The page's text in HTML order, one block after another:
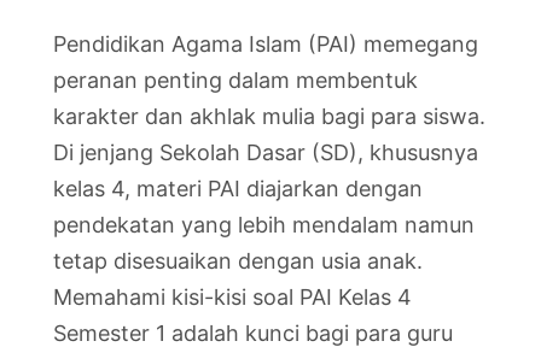
Pendidikan Agama Islam (PAI) memegang
peranan penting dalam membentuk
karakter dan akhlak mulia bagi para siswa.
Di jenjang Sekolah Dasar (SD), khususnya
kelas 4, materi PAI diajarkan dengan
pendekatan yang lebih mendalam namun
tetap disesuaikan dengan usia anak.
Memahami kisi-kisi soal PAI Kelas 4
Semester 1 adalah kunci bagi para guru